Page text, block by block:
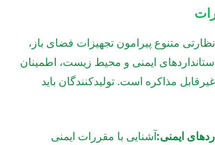
متنوع پیرامون تجهیزات فضای باز،
ایمنی و محیط زیست، اطمینان
مذاکره است. تولیدکنندگان باید
ایمنی:آشنایی با مقررات ایمنی